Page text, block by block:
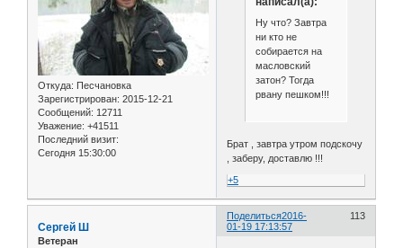
Откуда: Песчановка
Зарегистрирован: 2015-12-21
Сообщений: 12711
Уважение: +41511
Последний визит:
Сегодня 15:30:00
Ну что? Завтра
ни кто не
собирается на
масловский
затон? Тогда
рвану пешком!!!
Брат , завтра утром подскочу
, заберу, доставлю !!!
+5
Поделиться 113
2016-
01-19 17:13:57
Сергей Ш
Ветеран